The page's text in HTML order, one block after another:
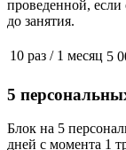
проведенной, если
до занятия.
10 раз / 1 месяц 5
5
Блок на 5
дней с момента 1